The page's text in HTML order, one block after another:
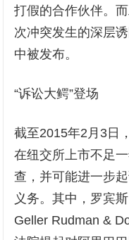
打假的合作伙伴。
次冲突发生的深层
中被发布。
“诉讼大鳄”登场
截至2015年2月3日
在纽交所上市不足
查，并可能进一步
义务。其中，罗宾
Geller Rudman &